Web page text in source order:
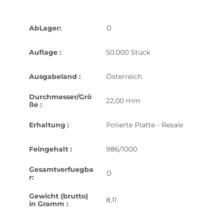
AbLager: 0
Auflage : 50.000 Stück
Ausgabeland : Österreich
Durchmesser/Grö
ße :
22,00 mm
Erhaltung : Polierte Platte - Resale
Feingehalt : 986/1000
Gesamtverfuegba
r:
0
Gewicht (brutto)
in Gramm :
8,11